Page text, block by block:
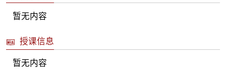
暂无内容
授课信息
暂无内容